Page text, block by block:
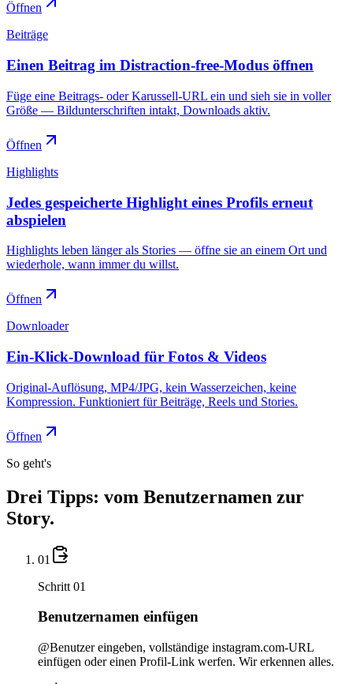
Öffnen
Beiträge
Einen Beitrag im Distraction-free-Modus öffnen
Füge eine Beitrags- oder Karussell-URL ein und sieh sie in voller
Größe — Bildunterschriften intakt, Downloads aktiv.
Öffnen
Highlights
Jedes gespeicherte Highlight eines Profils erneut
abspielen
Highlights leben länger als Stories — öffne sie an einem Ort und
wiederhole, wann immer du willst.
Öffnen
Downloader
Ein-Klick-Download für Fotos & Videos
Original-Auflösung, MP4/JPG, kein Wasserzeichen, keine
Kompression. Funktioniert für Beiträge, Reels und Stories.
Öffnen
So geht's
Drei Tipps: vom Benutzernamen zur
Story.
01
Schritt 01
Benutzernamen einfügen
@Benutzer eingeben, vollständige instagram.com-URL
einfügen oder einen Profil-Link werfen. Wir erkennen alles.